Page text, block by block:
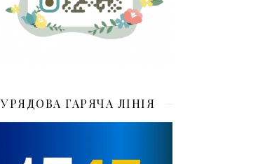
УРЯДОВА ГАРЯЧА ЛІНІЯ